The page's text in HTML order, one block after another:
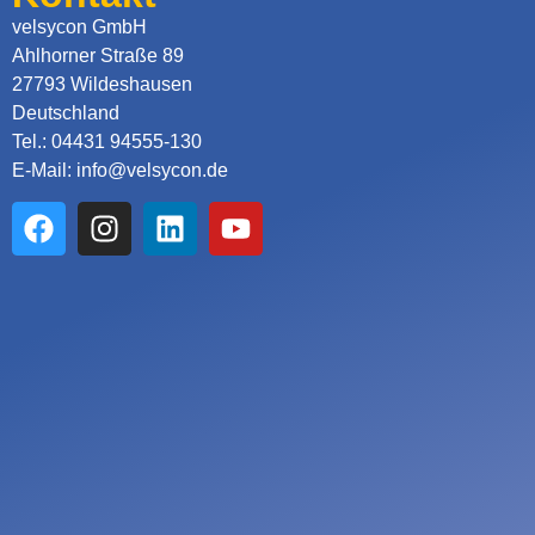
velsycon GmbH
Ahlhorner Straße 89
27793 Wildeshausen
Deutschland
Tel.: 04431 94555-130
E-Mail: info@velsycon.de